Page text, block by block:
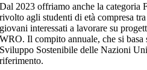
Dal 2023 offriamo anche la categoria
rivolto agli studenti di età compresa
giovani interessati a lavorare su
WRO. Il compito annuale, che si
Sviluppo Sostenibile delle Nazioni
riferimento.